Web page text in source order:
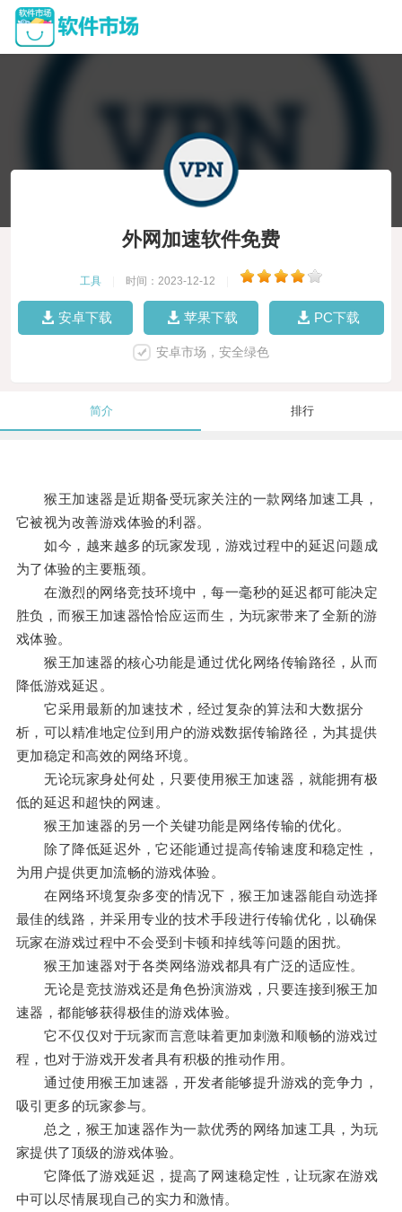
外网加速软件免费
工具 时间：2023-12-12
安卓下载 苹果下载 PC下载
安卓市场，安全绿色
简介 排行
猴王加速器是近期备受玩家关注的一款网络加速工具，
它被视为改善游戏体验的利器。
如今，越来越多的玩家发现，游戏过程中的延迟问题成
为了体验的主要瓶颈。
在激烈的网络竞技环境中，每一毫秒的延迟都可能决定
胜负，而猴王加速器恰恰应运而生，为玩家带来了全新的游
戏体验。
猴王加速器的核心功能是通过优化网络传输路径，从而
降低游戏延迟。
它采用最新的加速技术，经过复杂的算法和大数据分
析，可以精准地定位到用户的游戏数据传输路径，为其提供
更加稳定和高效的网络环境。
无论玩家身处何处，只要使用猴王加速器，就能拥有极
低的延迟和超快的网速。
猴王加速器的另一个关键功能是网络传输的优化。
除了降低延迟外，它还能通过提高传输速度和稳定性，
为用户提供更加流畅的游戏体验。
在网络环境复杂多变的情况下，猴王加速器能自动选择
最佳的线路，并采用专业的技术手段进行传输优化，以确保
玩家在游戏过程中不会受到卡顿和掉线等问题的困扰。
猴王加速器对于各类网络游戏都具有广泛的适应性。
无论是竞技游戏还是角色扮演游戏，只要连接到猴王加
速器，都能够获得极佳的游戏体验。
它不仅仅对于玩家而言意味着更加刺激和顺畅的游戏过
程，也对于游戏开发者具有积极的推动作用。
通过使用猴王加速器，开发者能够提升游戏的竞争力，
吸引更多的玩家参与。
总之，猴王加速器作为一款优秀的网络加速工具，为玩
家提供了顶级的游戏体验。
它降低了游戏延迟，提高了网速稳定性，让玩家在游戏
中可以尽情展现自己的实力和激情。